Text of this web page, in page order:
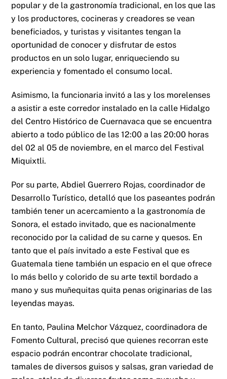
popular y de la gastronomía tradicional, en los que las
y los productores, cocineras y creadores se vean
beneficiados, y turistas y visitantes tengan la
oportunidad de conocer y disfrutar de estos
productos en un solo lugar, enriqueciendo su
experiencia y fomentado el consumo local.
Asimismo, la funcionaria invitó a las y los morelenses
a asistir a este corredor instalado en la calle Hidalgo
del Centro Histórico de Cuernavaca que se encuentra
abierto a todo público de las 12:00 a las 20:00 horas
del 02 al 05 de noviembre, en el marco del Festival
Miquixtli.
Por su parte, Abdiel Guerrero Rojas, coordinador de
Desarrollo Turístico, detalló que los paseantes podrán
también tener un acercamiento a la gastronomía de
Sonora, el estado invitado, que es nacionalmente
reconocido por la calidad de su carne y quesos. En
tanto que el país invitado a este Festival que es
Guatemala tiene también un espacio en el que ofrece
lo más bello y colorido de su arte textil bordado a
mano y sus muñequitas quita penas originarias de las
leyendas mayas.
En tanto, Paulina Melchor Vázquez, coordinadora de
Fomento Cultural, precisó que quienes recorran este
espacio podrán encontrar chocolate tradicional,
tamales de diversos guisos y salsas, gran variedad de